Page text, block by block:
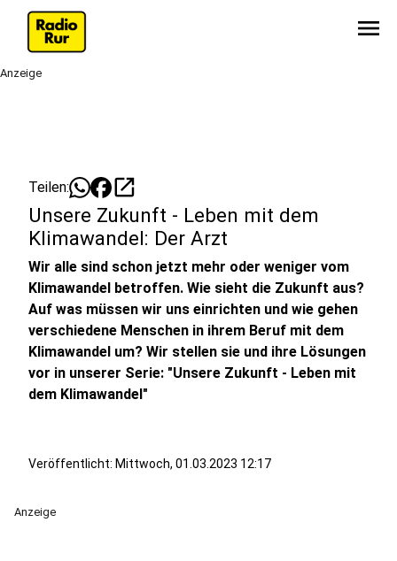
menu
Anzeige
Teilen: open_in_new
Unsere Zukunft - Leben mit dem
Klimawandel: Der Arzt
Wir alle sind schon jetzt mehr oder weniger vom
Klimawandel betroffen. Wie sieht die Zukunft aus?
Auf was müssen wir uns einrichten und wie gehen
verschiedene Menschen in ihrem Beruf mit dem
Klimawandel um? Wir stellen sie und ihre Lösungen
vor in unserer Serie: "Unsere Zukunft - Leben mit
dem Klimawandel"
Veröffentlicht: Mittwoch, 01.03.2023 12:17
Anzeige